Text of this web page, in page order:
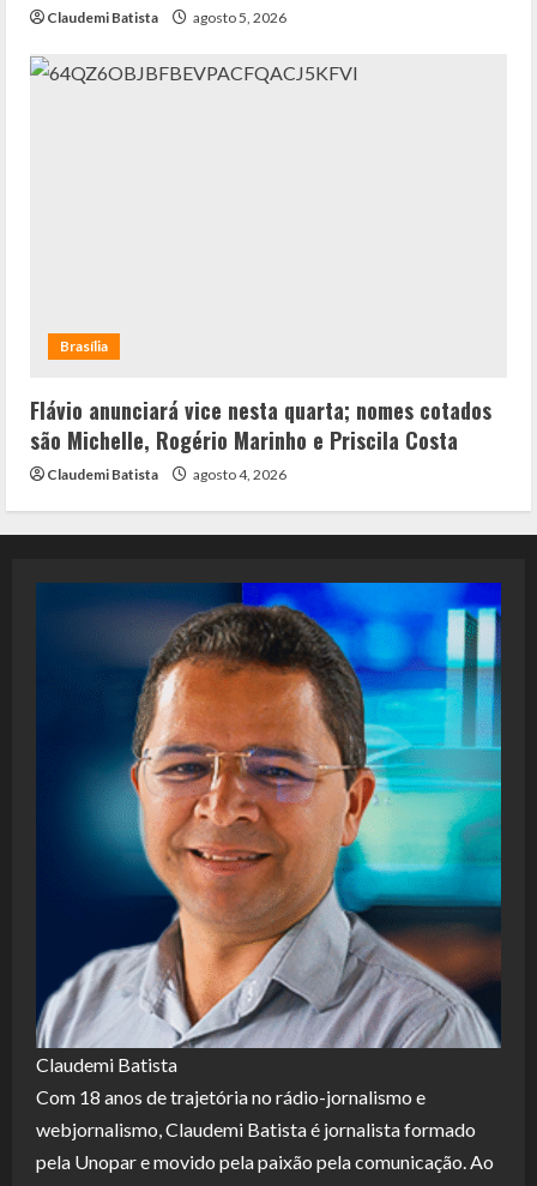
Claudemi Batista agosto 5, 2026
Brasília
Flávio anunciará vice nesta quarta; nomes cotados
são Michelle, Rogério Marinho e Priscila Costa
Claudemi Batista agosto 4, 2026
Claudemi Batista
Com 18 anos de trajetória no rádio-jornalismo e
webjornalismo, Claudemi Batista é jornalista formado
pela Unopar e movido pela paixão pela comunicação. Ao